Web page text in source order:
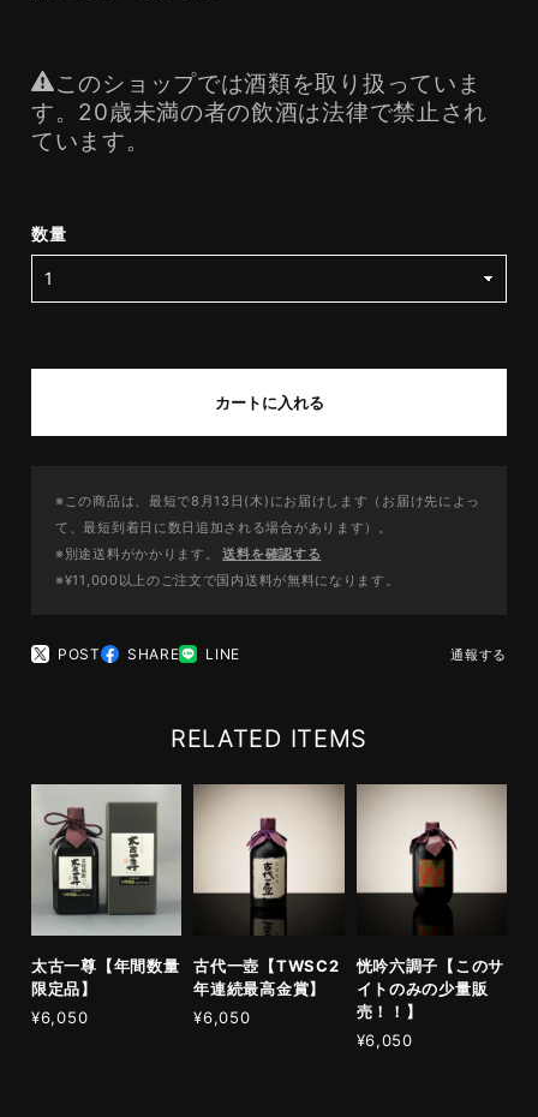
このショップでは酒類を取り扱っていま
す。20歳未満の者の飲酒は法律で禁止され
ています。
数量
カートに入れる
※この商品は、最短で8月13日(木)にお届けします（お届け先によっ
て、最短到着日に数日追加される場合があります）。
※別途送料がかかります。
送料を確認する
※¥11,000以上のご注文で国内送料が無料になります。
POST SHARE LINE 通報する
RELATED ITEMS
太古一尊【年間数量
限定品】
¥6,050
古代一壺【TWSC2
年連続最高金賞】
¥6,050
恍吟六調子【このサ
イトのみの少量販
売！！】
¥6,050